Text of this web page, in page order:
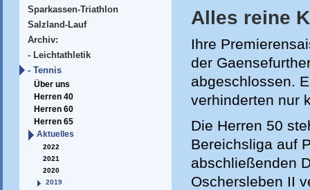
Sparkassen-Triathlon
Salzland-Lauf
Archiv:
- Leichtathletik
- Tennis
Über uns
Herren 40
Herren 60
Herren 65
Aktuelles
2022
2021
2020
2019
Alles reine
Ihre
der
abgeschlossen.
verhinderten nur
Die Herren 50
Bereichsliga auf
abschließenden
Oschersleben II